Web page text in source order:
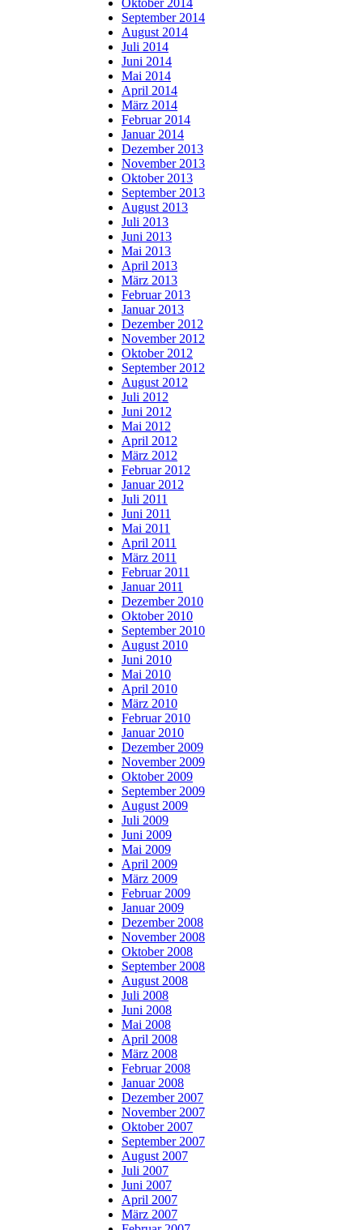
September 2014
August 2014
Juli 2014
Juni 2014
Mai 2014
April 2014
März 2014
Februar 2014
Januar 2014
Dezember 2013
November 2013
Oktober 2013
September 2013
August 2013
Juli 2013
Juni 2013
Mai 2013
April 2013
März 2013
Februar 2013
Januar 2013
Dezember 2012
November 2012
Oktober 2012
September 2012
August 2012
Juli 2012
Juni 2012
Mai 2012
April 2012
März 2012
Februar 2012
Januar 2012
Juli 2011
Juni 2011
Mai 2011
April 2011
März 2011
Februar 2011
Januar 2011
Dezember 2010
Oktober 2010
September 2010
August 2010
Juni 2010
Mai 2010
April 2010
März 2010
Februar 2010
Januar 2010
Dezember 2009
November 2009
Oktober 2009
September 2009
August 2009
Juli 2009
Juni 2009
Mai 2009
April 2009
März 2009
Februar 2009
Januar 2009
Dezember 2008
November 2008
Oktober 2008
September 2008
August 2008
Juli 2008
Juni 2008
Mai 2008
April 2008
März 2008
Februar 2008
Januar 2008
Dezember 2007
November 2007
Oktober 2007
September 2007
August 2007
Juli 2007
Juni 2007
April 2007
März 2007